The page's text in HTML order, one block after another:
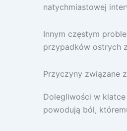
natychmiastowej
Innym częstym
przypadków ostrych
Przyczyny związane
Dolegliwości w
powodują ból,